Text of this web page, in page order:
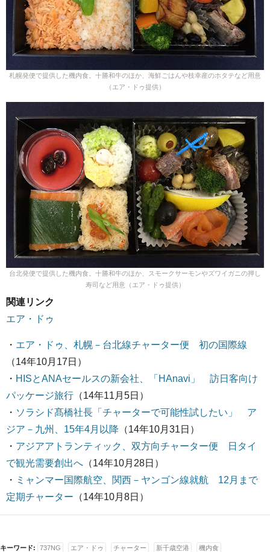
札幌発便で提供した機内食。十勝和牛のほか、海鮮ごはんや枝幸産のホタテなど用意
（エア・ドゥ提供）
台北発便で提供した機内食。十勝和牛のほか、スモークサーモンやズワイガニの押し
寿司など用意（エア・ドゥ提供）
関連リンク
エア・ドゥ
・ エア・ドゥ、札幌－台北線チャーター便 初の国際線
（14年10月17日）
・ HISとANAセールスの新会社、「HAnavi」 訪日客向け
パッケージ旅行 （14年11月5日）
・ ソラシド髙橋社長「チャーターで可能性試したい」 ア
ジア－九州、15年4月以降 （14年10月31日）
・ アジアアトランティック、双方向チャーター便 日タイ
で観光需要創出へ （14年10月28日）
・ ミャンマー国際航空、関西－ヤンゴン線就航 12月まで
定期チャーター （14年10月8日）
キーワード: 737NG エア・ドゥ チャーター 新千歳空港 機内食